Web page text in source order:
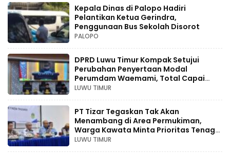
Kepala Dinas di Palopo Hadiri
Pelantikan Ketua Gerindra,
Penggunaan Bus Sekolah Disorot
PALOPO
DPRD Luwu Timur Kompak Setujui
Perubahan Penyertaan Modal
Perumdam Waemami, Total Capai
Rp131,68 Miliar Hingga 2030
LUWU TIMUR
PT Tizar Tegaskan Tak Akan
Menambang di Area Permukiman,
Warga Kawata Minta Prioritas Tenaga
Kerja Lokal
LUWU TIMUR